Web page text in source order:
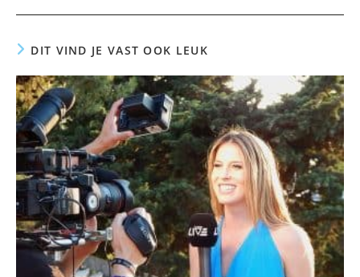
DIT VIND JE VAST OOK LEUK